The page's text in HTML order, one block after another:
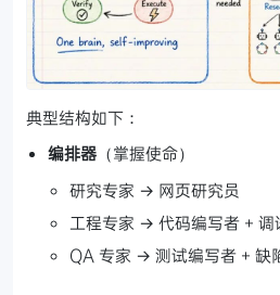
典型结构如下：
编排器 （掌握使命）
研究专家 → 网页研究员
工程专家 → 代码编写者 + 调
QA 专家 → 测试编写者 + 缺